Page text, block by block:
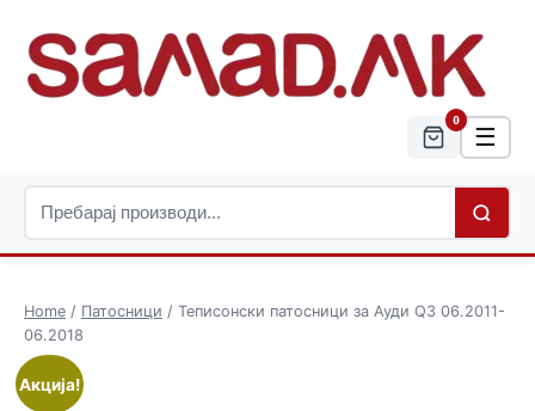
0
☰
Home / Патосници / Теписонски патосници за Ауди Q3 06.2011-
06.2018
Акција!